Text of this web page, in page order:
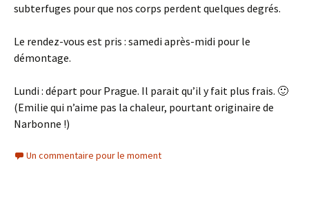
subterfuges pour que nos corps perdent quelques degrés.
Le rendez-vous est pris : samedi après-midi pour le
démontage.
Lundi : départ pour Prague. Il parait qu’il y fait plus frais. 🙂
(Emilie qui n’aime pas la chaleur, pourtant originaire de
Narbonne !)
Un commentaire pour le moment